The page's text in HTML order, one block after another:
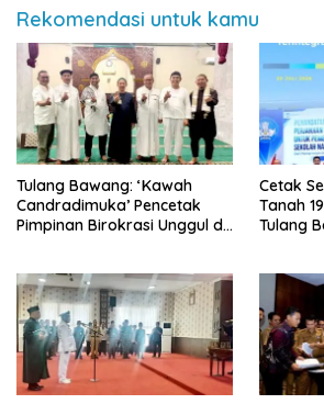
Rekomendasi untuk kamu
Tulang Bawang: ‘Kawah
Candradimuka’ Pencetak
Pimpinan Birokrasi Unggul di
Cetak
Tanah
Tulang